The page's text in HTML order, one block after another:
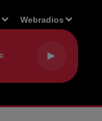
Webradios